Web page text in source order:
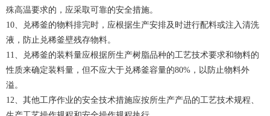
殊高温要求的，应采取可靠的安全措施。
10、兑稀釜的物料排完时，应根据生产安排及时进行配料或注入清洗
液，防止兑稀釜壁残存物料。
11、兑稀釜的装料量应根据所生产树脂品种的工艺技术要求和物料的
性质来确定装料量，但不应大于兑稀釜容量的80%，以防止物料外
溢。
12、其他工序作业的安全技术措施应按所生产产品的工艺技术规程、